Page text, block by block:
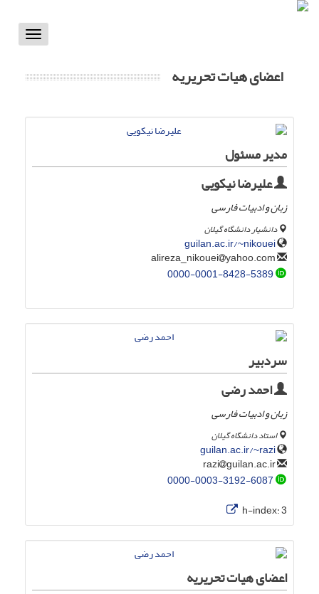
Toggle
اعضای هیات تحریریه
مدیر مسئول
علیرضا نیکویی
زبان و ادبیات فارسی
دانشیار دانشگاه گیلان
guilan.ac.ir/~nikouei
yahoo.com
0000-0001-8428-5389
سردبیر
احمد رضی
زبان و ادبیات فارسی
استاد دانشگاه گیلان
guilan.ac.ir/~razi
guilan.ac.ir
0000-0003-3192-6087
h-index:3
اعضای هیات تحریریه